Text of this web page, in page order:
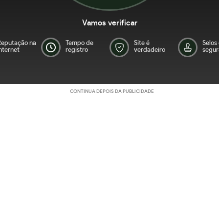
Vamos verificar
na
Tempo de
registro
Site é
verdadeiro
Selos
CONTINUA DEPOIS DA PUBLICIDADE